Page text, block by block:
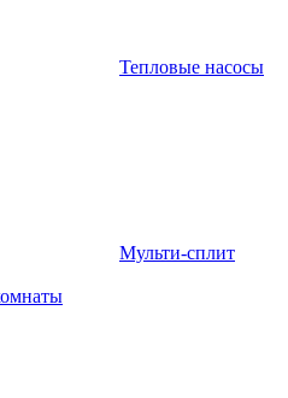
Тепловые насосы
Мульти-сплит